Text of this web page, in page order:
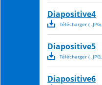
Diapositive4
Télécharger( .JPG,
Diapositive5
Télécharger( .JPG,
Diapositive6